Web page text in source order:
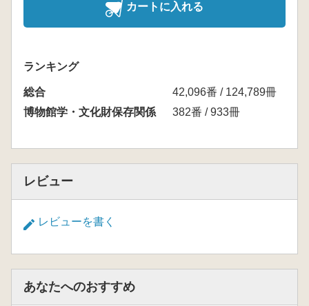
カートに入れる
ランキング
総合
42,096番 / 124,789冊
博物館学・文化財保存関係
382番 / 933冊
レビュー
レビューを書く
あなたへのおすすめ